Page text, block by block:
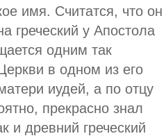
имя. Считатся, что он
греческий у Апостола
одним так
в одном из его
иудей, а по отцу
прекрасно знал
и древний греческий